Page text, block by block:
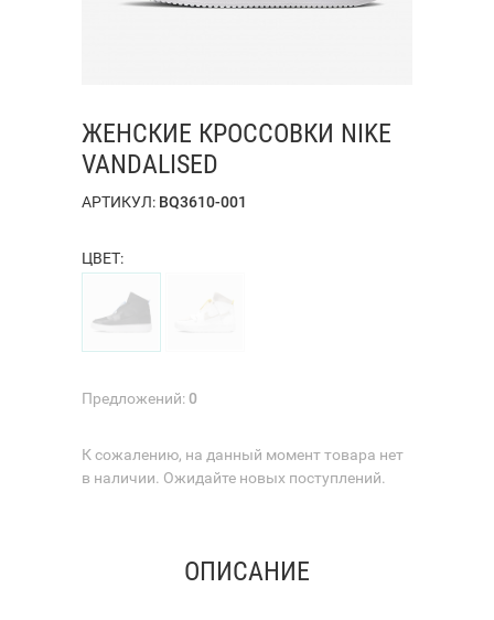
ЖЕНСКИЕ КРОССОВКИ NIKE
VANDALISED
АРТИКУЛ: BQ3610-001
ЦВЕТ:
Предложений:0
К сожалению, на данный момент товара нет
в наличии. Ожидайте новых поступлений.
ОПИСАНИЕ